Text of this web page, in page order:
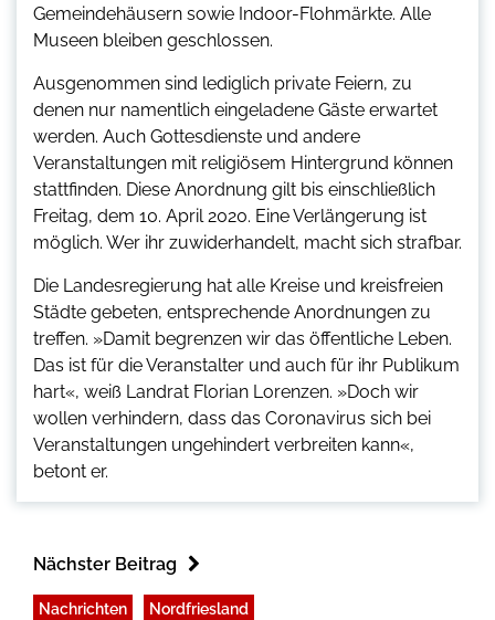
Gemeindehäusern sowie Indoor-Flohmärkte. Alle
Museen bleiben geschlossen.
Ausgenommen sind lediglich private Feiern, zu
denen nur namentlich eingeladene Gäste erwartet
werden. Auch Gottesdienste und andere
Veranstaltungen mit religiösem Hintergrund können
stattfinden. Diese Anordnung gilt bis einschließlich
Freitag, dem 10. April 2020. Eine Verlängerung ist
möglich. Wer ihr zuwiderhandelt, macht sich strafbar.
Die Landesregierung hat alle Kreise und kreisfreien
Städte gebeten, entsprechende Anordnungen zu
treffen. »Damit begrenzen wir das öffentliche Leben.
Das ist für die Veranstalter und auch für ihr Publikum
hart«, weiß Landrat Florian Lorenzen. »Doch wir
wollen verhindern, dass das Coronavirus sich bei
Veranstaltungen ungehindert verbreiten kann«,
betont er.
Nächster Beitrag
Nachrichten Nordfriesland